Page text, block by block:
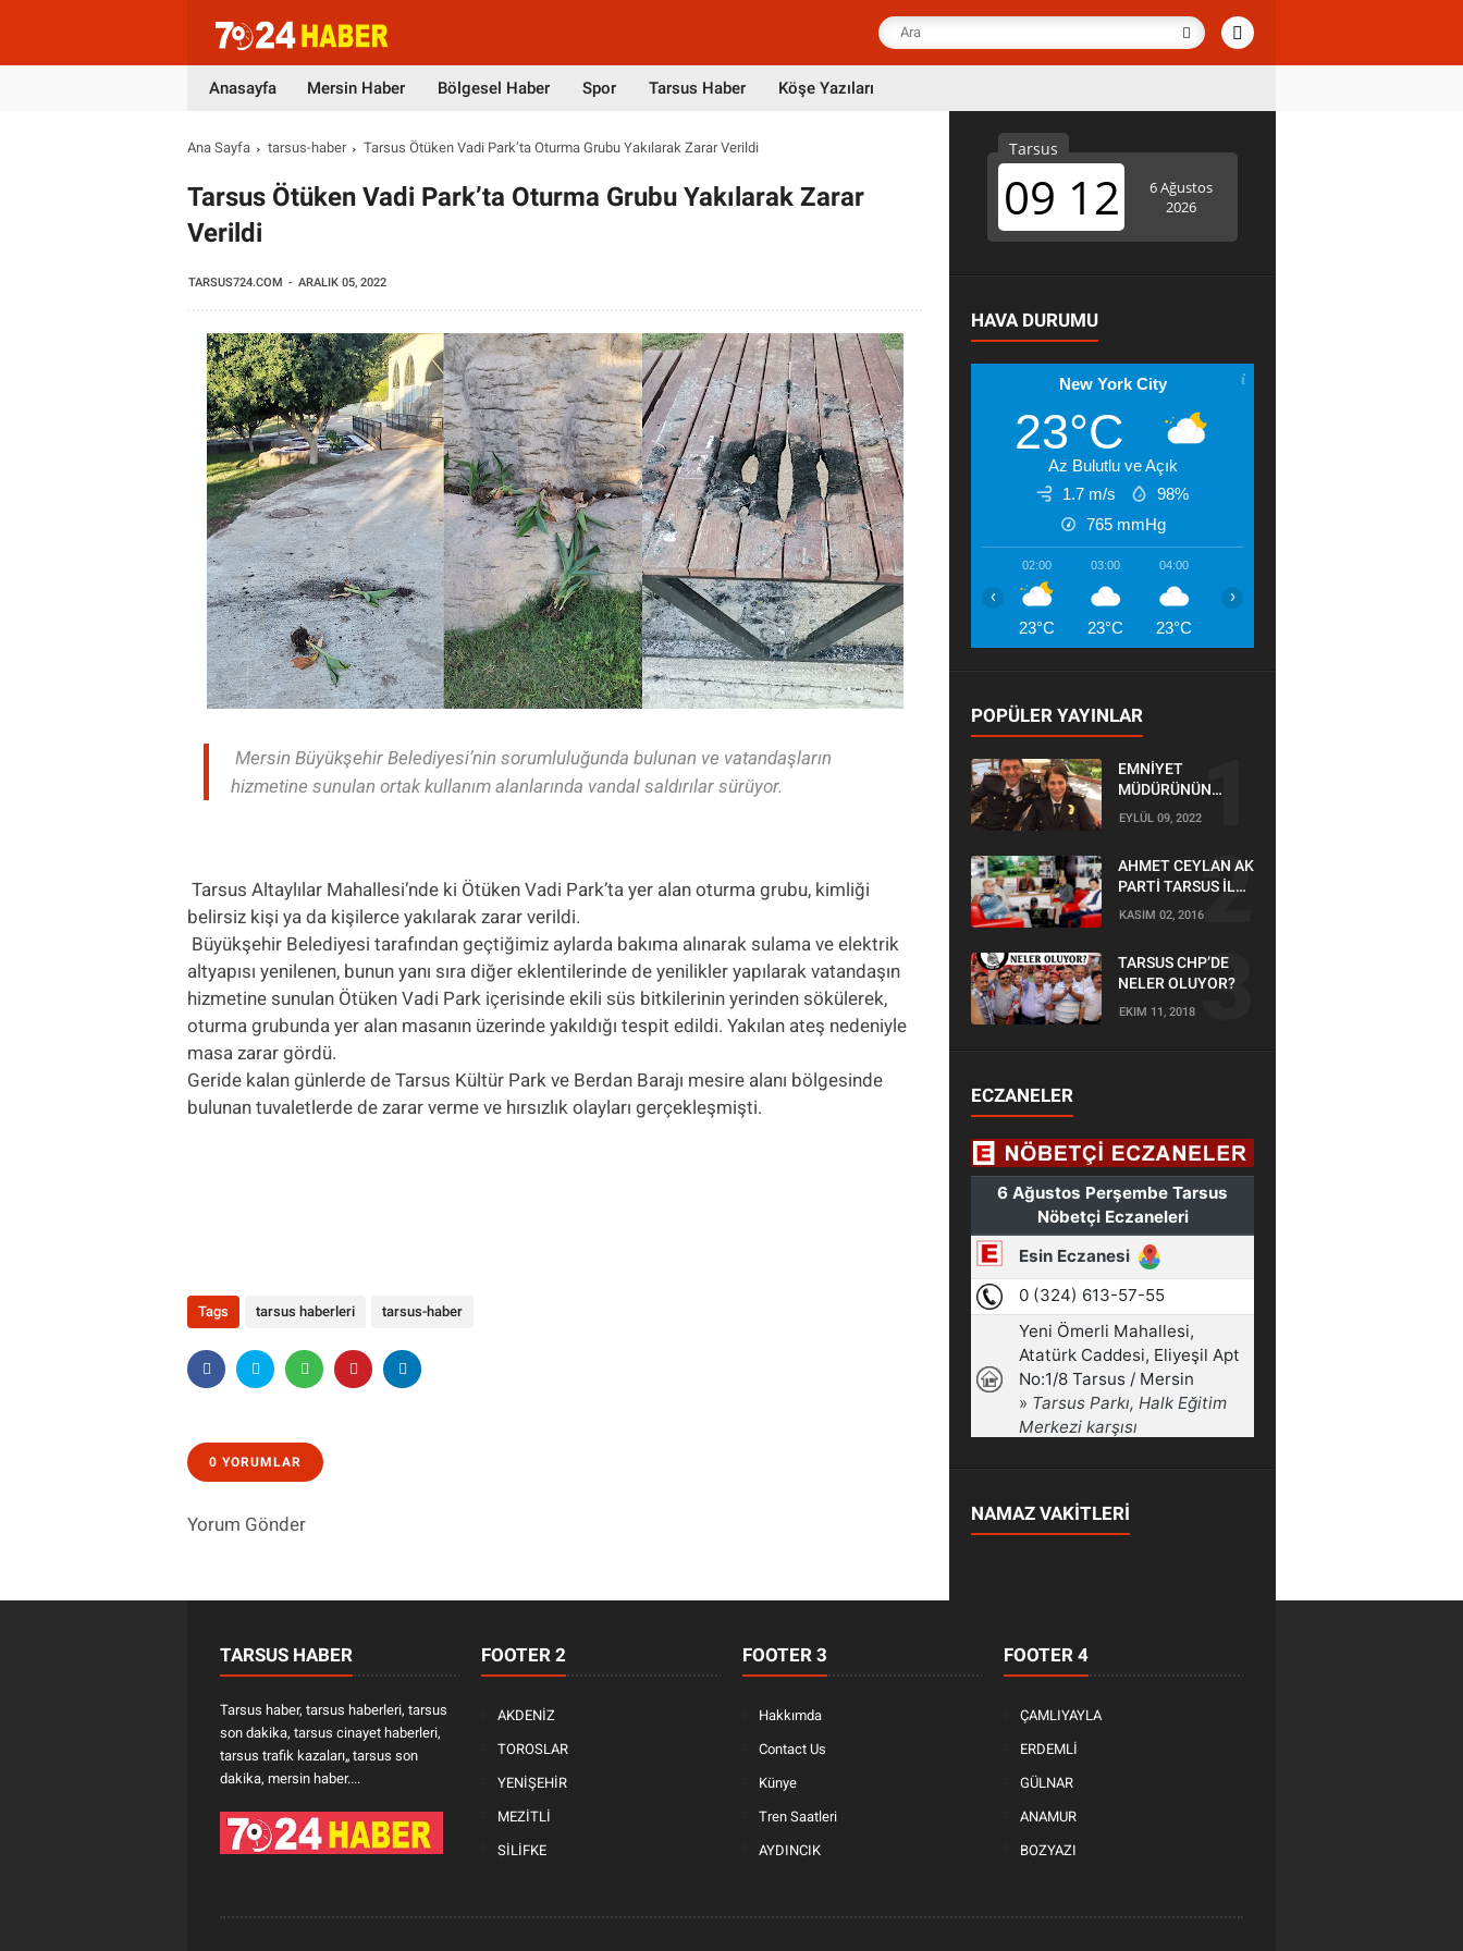
Anasayfa Mersin Haber Bölgesel Haber Spor Tarsus Haber Köşe Yazıları
Ana Sayfa tarsus-haber Tarsus Ötüken Vadi Park’ta Oturma Grubu Yakılarak Zarar Verildi
Tarsus Ötüken Vadi Park’ta Oturma Grubu Yakılarak Zarar
Verildi
TARSUS724.COM ARALIK 05, 2022
Mersin Büyükşehir Belediyesi’nin sorumluluğunda bulunan ve vatandaşların
hizmetine sunulan ortak kullanım alanlarında vandal saldırılar sürüyor.
Tarsus Altaylılar Mahallesi’nde ki Ötüken Vadi Park’ta yer alan oturma grubu, kimliği
belirsiz kişi ya da kişilerce yakılarak zarar verildi.
Büyükşehir Belediyesi tarafından geçtiğimiz aylarda bakıma alınarak sulama ve elektrik
altyapısı yenilenen, bunun yanı sıra diğer eklentilerinde de yenilikler yapılarak vatandaşın
hizmetine sunulan Ötüken Vadi Park içerisinde ekili süs bitkilerinin yerinden sökülerek,
oturma grubunda yer alan masanın üzerinde yakıldığı tespit edildi. Yakılan ateş nedeniyle
masa zarar gördü.
Geride kalan günlerde de Tarsus Kültür Park ve Berdan Barajı mesire alanı bölgesinde
bulunan tuvaletlerde de zarar verme ve hırsızlık olayları gerçekleşmişti.
Tags tarsus haberleri tarsus-haber
0 YORUMLAR
Yorum Gönder
HAVA DURUMU
New York City
23°C
Az Bulutlu ve Açık
1.7 m/s
98%
765 mmHg
02:00
23°C
03:00
23°C
04:00
23°C
‹ ›
POPÜLER YAYINLAR
EMNİYET
MÜDÜRÜNÜN
OĞLU KAZADA
EYLÜL 09, 2022
AHMET CEYLAN AK
PARTİ TARSUS İLÇE
BAŞKANLIĞI İÇİN
KASIM 02, 2016
TARSUS CHP’DE
NELER OLUYOR?
EKIM 11, 2018
ECZANELER
NAMAZ VAKİTLERİ
TARSUS HABER
Tarsus haber, tarsus haberleri, tarsus
son dakika, tarsus cinayet haberleri,
tarsus trafik kazaları„ tarsus son
dakika, mersin haber....
FOOTER 2
AKDENİZ
TOROSLAR
YENİŞEHİR
MEZİTLİ
SİLİFKE
FOOTER 3
Hakkımda
Contact Us
Künye
Tren Saatleri
AYDINCIK
FOOTER 4
ÇAMLIYAYLA
ERDEMLİ
GÜLNAR
ANAMUR
BOZYAZI